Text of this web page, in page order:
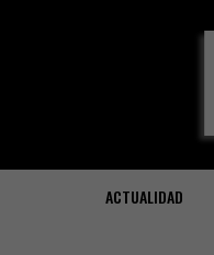
ACTUALIDAD